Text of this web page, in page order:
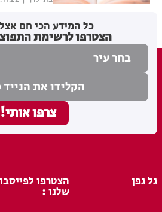
כל המידע הכי חם
הצטרפו לרשימת
גל גפן הצטרפו
שלנו :